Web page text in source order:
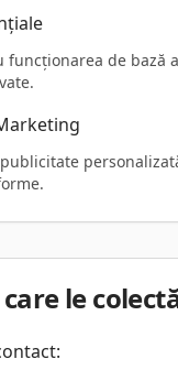
funcționarea de bază
le